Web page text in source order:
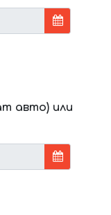
авто) или